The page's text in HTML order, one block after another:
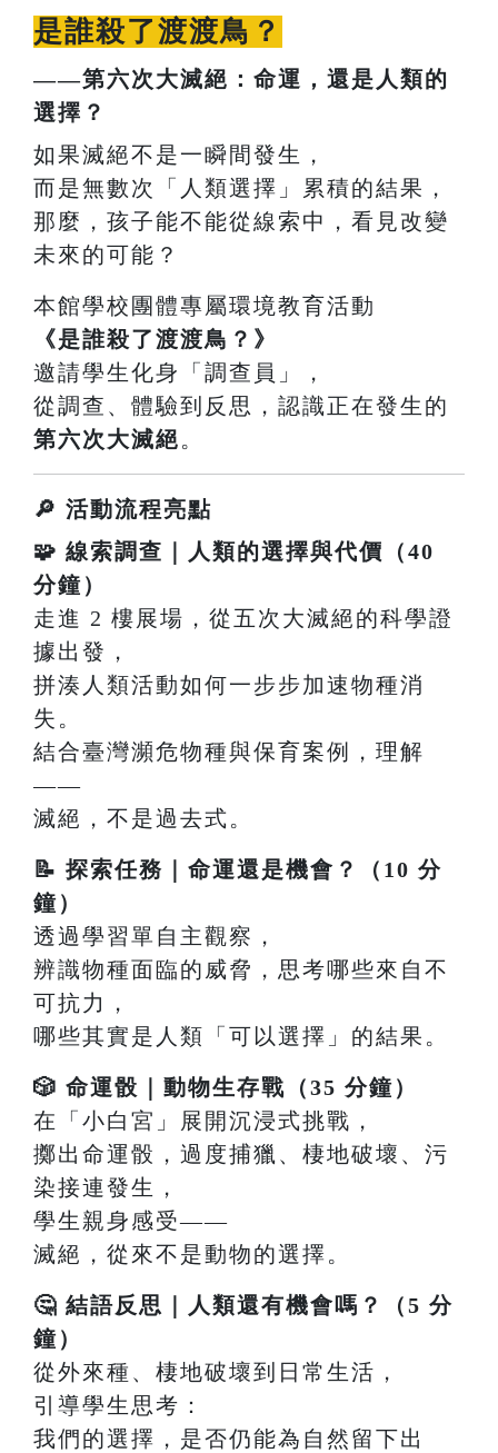
是誰殺了渡渡鳥？
——第六次大滅絕：命運，還是人類的
選擇？
如果滅絕不是一瞬間發生，
而是無數次「人類選擇」累積的結果，
那麼，孩子能不能從線索中，看見改變
未來的可能？
本館學校團體專屬環境教育活動
《是誰殺了渡渡鳥？》
邀請學生化身「調查員」，
從調查、體驗到反思，認識正在發生的
第六次大滅絕。
🔎 活動流程亮點
🧩 線索調查｜人類的選擇與代價（40
分鐘）
走進 2 樓展場，從五次大滅絕的科學證
據出發，
拼湊人類活動如何一步步加速物種消
失。
結合臺灣瀕危物種與保育案例，理解
——
滅絕，不是過去式。
📝 探索任務｜命運還是機會？（10 分
鐘）
透過學習單自主觀察，
辨識物種面臨的威脅，思考哪些來自不
可抗力，
哪些其實是人類「可以選擇」的結果。
🎲 命運骰｜動物生存戰（35 分鐘）
在「小白宮」展開沉浸式挑戰，
擲出命運骰，過度捕獵、棲地破壞、污
染接連發生，
學生親身感受——
滅絕，從來不是動物的選擇。
🤔 結語反思｜人類還有機會嗎？（5 分
鐘）
從外來種、棲地破壞到日常生活，
引導學生思考：
我們的選擇，是否仍能為自然留下出